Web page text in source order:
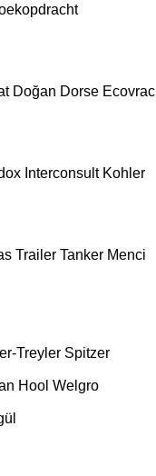
Doğan Dorse Ecovrac
Interconsult Kohler
Trailer Tanker Menci
Treyler Spitzer
Hool Welgro